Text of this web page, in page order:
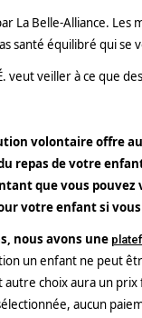
La Belle-Alliance.
santé équilibré qui
veut veiller à ce que
volontaire offre
repas de votre
que vous
votre enfant si
nous avons une
un enfant ne peut
choix aura un
aucun